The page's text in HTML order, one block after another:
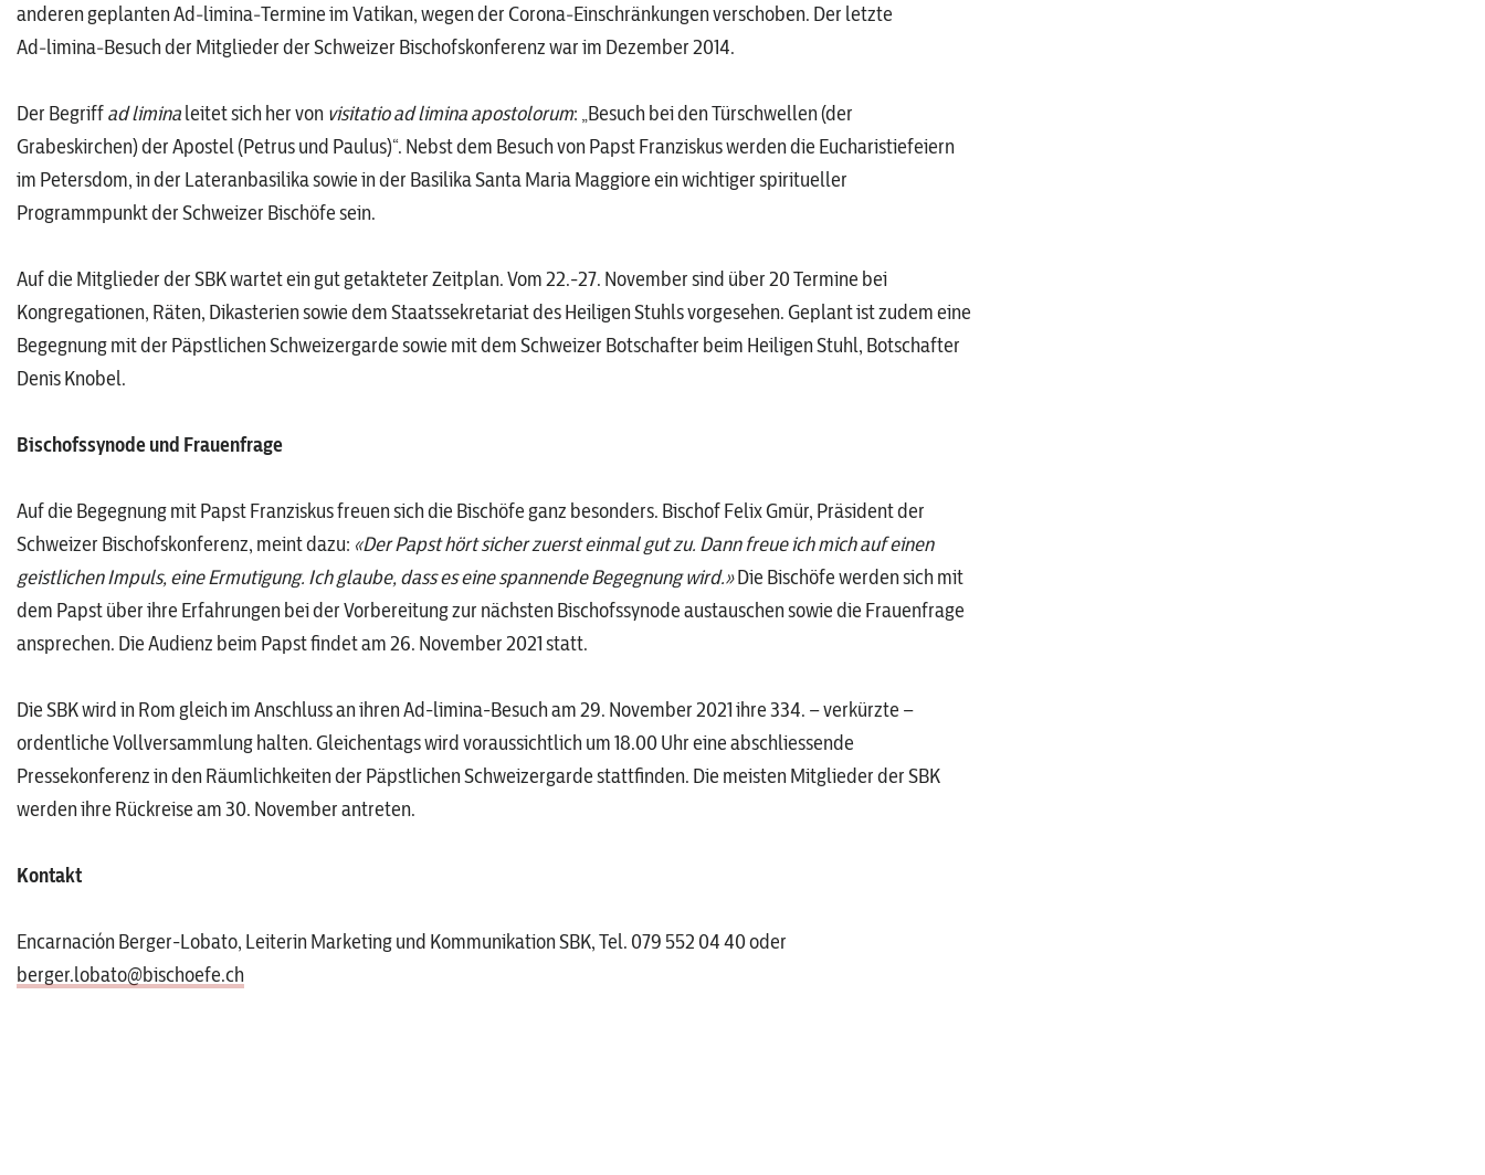
anderen geplanten Ad‑limina‑Termine im Vatikan, wegen der Corona‑Einschränkungen verschoben. Der letzte
Ad‑limina‑Besuch der Mitglieder der Schweizer Bischofskonferenz war im Dezember 2014.
Der Begriffad liminaleitet sich her von visitatio ad limina apostolorum: „Besuch bei den Türschwellen (der
Grabeskirchen) der Apostel (Petrus und Paulus)“. Nebst dem Besuch von Papst Franziskus werden die Eucharistiefeiern
im Petersdom, in der Lateranbasilika sowie in der Basilika Santa Maria Maggiore ein wichtiger spiritueller
Programmpunkt der Schweizer Bischöfe sein.
Auf die Mitglieder der SBK wartet ein gut getakteter Zeitplan. Vom 22.-27. November sind über 20 Termine bei
Kongregationen, Räten, Dikasterien sowie dem Staatssekretariat des Heiligen Stuhls vorgesehen. Geplant ist zudem eine
Begegnung mit der Päpstlichen Schweizergarde sowie mit dem Schweizer Botschafter beim Heiligen Stuhl, Botschafter
Denis Knobel.
Bischofssynode und Frauenfrage
Auf die Begegnung mit Papst Franziskus freuen sich die Bischöfe ganz besonders. Bischof Felix Gmür, Präsident der
Schweizer Bischofskonferenz, meint dazu: «Der Papst hört sicher zuerst einmal gut zu. Dann freue ich mich auf einen
geistlichen Impuls, eine Ermutigung. Ich glaube, dass es eine spannende Begegnung wird.»Die Bischöfe werden sich mit
dem Papst über ihre Erfahrungen bei der Vorbereitung zur nächsten Bischofssynode austauschen sowie die Frauenfrage
ansprechen. Die Audienz beim Papst findet am 26. November 2021 statt.
Die SBK wird in Rom gleich im Anschluss an ihren Ad-limina-Besuch am 29. November 2021 ihre 334. – verkürzte –
ordentliche Vollversammlung halten. Gleichentags wird voraussichtlich um 18.00 Uhr eine abschliessende
Pressekonferenz in den Räumlichkeiten der Päpstlichen Schweizergarde stattfinden. Die meisten Mitglieder der SBK
werden ihre Rückreise am 30. November antreten.
Kontakt
Encarnación Berger-Lobato, Leiterin Marketing und Kommunikation SBK, Tel. 079 552 04 40 oder
berger.lobato@bischoefe.ch